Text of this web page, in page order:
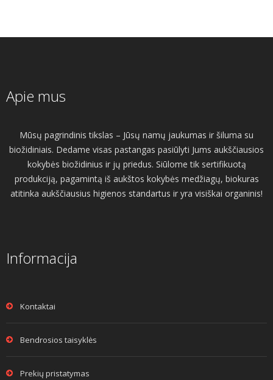
Apie mus
Mūsų pagrindinis tikslas – Jūsų namų jaukumas ir šiluma su
biožidiniais. Dedame visas pastangas pasiūlyti Jums aukščiausios
kokybės biožidinius ir jų priedus. Siūlome tik sertifikuotą
produkciją, pagamintą iš aukštos kokybės medžiagų, biokuras
atitinka aukščiausius higienos standartus ir yra visiškai organinis!
Informacija
Kontaktai
Bendrosios taisyklės
Prekių pristatymas